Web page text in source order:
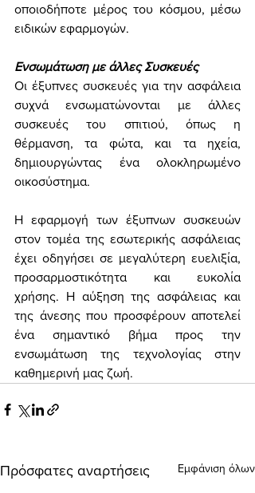
οποιοδήποτε μέρος του κόσμου, μέσω
ειδικών εφαρμογών.
Ενσωμάτωση με άλλες Συσκευές
Οι έξυπνες συσκευές για την ασφάλεια
συχνά ενσωματώνονται με άλλες
συσκευές του σπιτιού, όπως η
θέρμανση, τα φώτα, και τα ηχεία,
δημιουργώντας ένα ολοκληρωμένο
οικοσύστημα.
Η εφαρμογή των έξυπνων συσκευών
στον τομέα της εσωτερικής ασφάλειας
έχει οδηγήσει σε μεγαλύτερη ευελιξία,
προσαρμοστικότητα και ευκολία
χρήσης. Η αύξηση της ασφάλειας και
της άνεσης που προσφέρουν αποτελεί
ένα σημαντικό βήμα προς την
ενσωμάτωση της τεχνολογίας στην
καθημερινή μας ζωή.
Πρόσφατες αναρτήσεις Εμφάνιση όλων